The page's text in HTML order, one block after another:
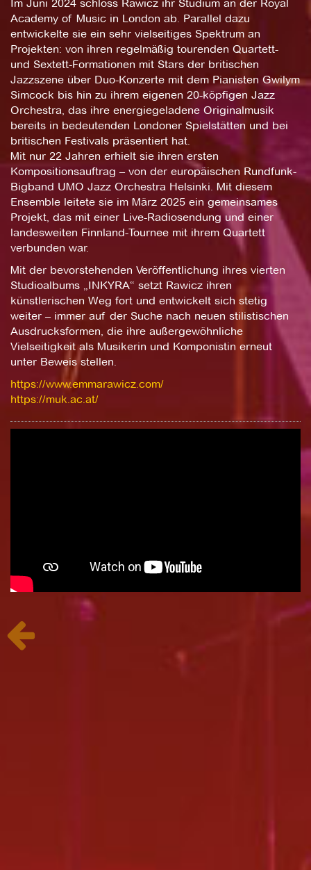
Im Juni 2024 schloss Rawicz ihr Studium an der Royal
Academy of Music in London ab. Parallel dazu
entwickelte sie ein sehr vielseitiges Spektrum an
Projekten: von ihren regelmäßig tourenden Quartett-
und Sextett-Formationen mit Stars der britischen
Jazzszene über Duo-Konzerte mit dem Pianisten Gwilym
Simcock bis hin zu ihrem eigenen 20-köpfigen Jazz
Orchestra, das ihre energiegeladene Originalmusik
bereits in bedeutenden Londoner Spielstätten und bei
britischen Festivals präsentiert hat.
Mit nur 22 Jahren erhielt sie ihren ersten
Kompositionsauftrag – von der europäischen Rundfunk-
Bigband UMO Jazz Orchestra Helsinki. Mit diesem
Ensemble leitete sie im März 2025 ein gemeinsames
Projekt, das mit einer Live-Radiosendung und einer
landesweiten Finnland-Tournee mit ihrem Quartett
verbunden war.
Mit der bevorstehenden Veröffentlichung ihres vierten
Studioalbums „INKYRA“ setzt Rawicz ihren
künstlerischen Weg fort und entwickelt sich stetig
weiter – immer auf der Suche nach neuen stilistischen
Ausdrucksformen, die ihre außergewöhnliche
Vielseitigkeit als Musikerin und Komponistin erneut
unter Beweis stellen.
https://www.emmarawicz.com/
https://muk.ac.at/